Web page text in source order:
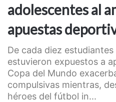
adolescentes al
apuestas
De cada diez
estuvieron expuestos a
Copa del Mundo
compulsivas mientras,
héroes del fútbol in...